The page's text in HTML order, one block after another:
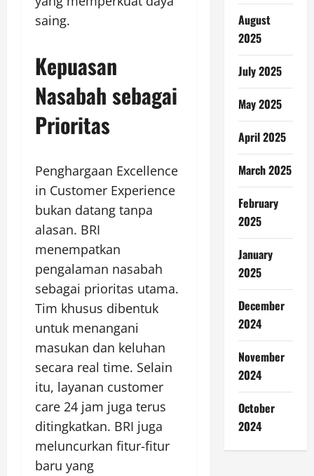
saing.
Kepuasan
Nasabah sebagai
Prioritas
Penghargaan Excellence
in Customer Experience
bukan datang tanpa
alasan. BRI
menempatkan
pengalaman nasabah
sebagai prioritas utama.
Tim khusus dibentuk
untuk menangani
masukan dan keluhan
secara real time. Selain
itu, layanan customer
care 24 jam juga terus
ditingkatkan. BRI juga
meluncurkan fitur-fitur
baru yang
August
2025
July 2025
May 2025
April 2025
March 2025
February
2025
January
2025
December
2024
November
2024
October
2024